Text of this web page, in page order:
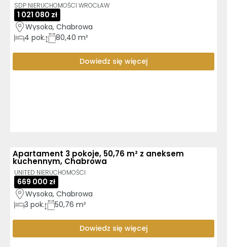
SDP NIERUCHOMOŚCI WROCŁAW
1 021 080 zł
Wysoka, Chabrowa
4 pok. 80,40 m²
Dowiedz się więcej
Apartament 3 pokoje, 50,76 m² z aneksem
kuchennym, Chabrowa
UNITED NIERUCHOMOŚCI
669 000 zł
Wysoka, Chabrowa
3 pok. 50,76 m²
Dowiedz się więcej